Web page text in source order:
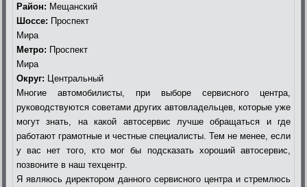
Район: Мещанский
Шоссе: Проспект
Мира
Метро: Проспект
Мира
Округ: Центральный
Многие автомобилисты, при выборе сервисного центра,
руководствуются советами других автовладельцев, которые уже
могут знать, на какой автосервис лучше обращаться и где
работают грамотные и честные специалисты. Тем не менее, если
у вас нет того, кто мог бы подсказать хороший автосервис,
позвоните в наш техцентр.
Я являюсь директором данного сервисного центра и стремлюсь